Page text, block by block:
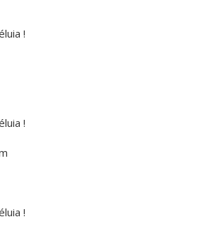
!
!
!